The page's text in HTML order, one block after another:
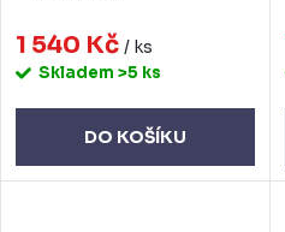
1 540 Kč / ks
Skladem >5 ks
DO KOŠÍKU